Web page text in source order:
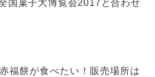
国菓子大博覧会2017と合わせ
福餅が食べたい！販売場所は